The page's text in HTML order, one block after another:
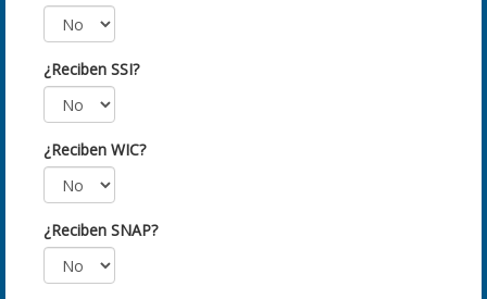
¿Reciben SSI?
¿Reciben WIC?
¿Reciben SNAP?